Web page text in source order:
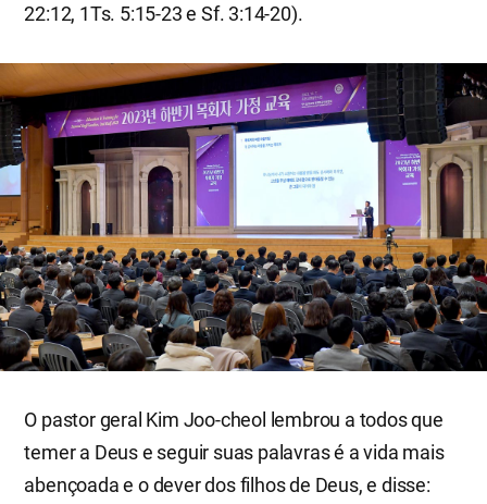
22:12, 1Ts. 5:15-23 e Sf. 3:14-20).
O pastor geral Kim Joo-cheol lembrou a todos que
temer a Deus e seguir suas palavras é a vida mais
abençoada e o dever dos filhos de Deus, e disse: